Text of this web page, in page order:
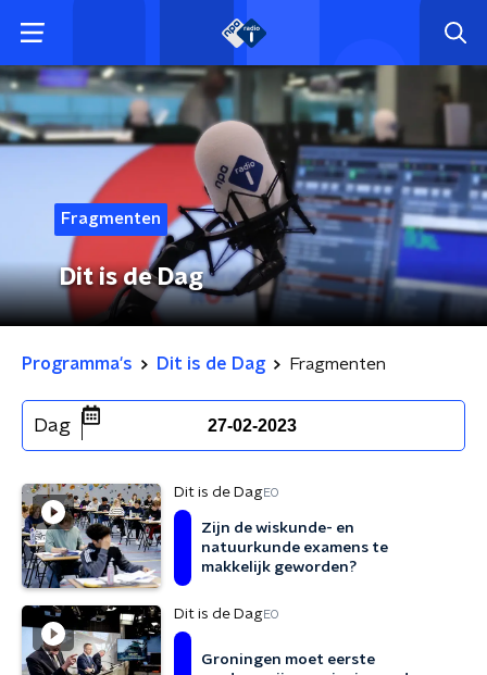
Fragmenten
Dit is de Dag
Programma's Dit is de Dag Fragmenten
Dag 27-02-2023
Dit is de DagEO
Zijn de wiskunde- en
natuurkunde examens te
makkelijk geworden?
Dit is de DagEO
Groningen moet eerste